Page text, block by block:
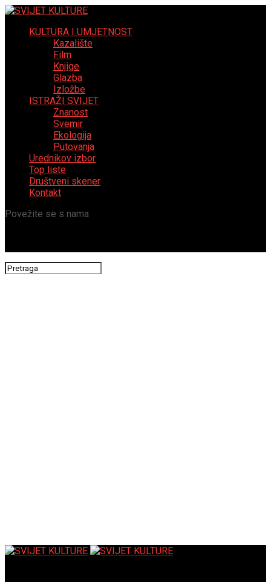
KULTURA I UMJETNOST
Kazalište
Film
Knjige
Glazba
Izložbe
ISTRAŽI SVIJET
Znanost
Svemir
Ekologija
Putovanja
Urednikov izbor
Top liste
Društveni skener
Kontakt
Povežite se s nama